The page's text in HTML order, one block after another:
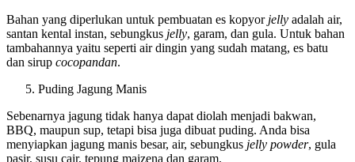
Bahan yang diperlukan untuk pembuatan es kopyorjelly adalah air,
santan kental instan, sebungkus jelly, garam, dan gula. Untuk bahan
tambahannya yaitu seperti air dingin yang sudah matang, es batu
dan sirup cocopandan.
Puding Jagung Manis
Sebenarnya jagung tidak hanya dapat diolah menjadi bakwan,
BBQ, maupun sup, tetapi bisa juga dibuat puding. Anda bisa
menyiapkan jagung manis besar, air, sebungkus jelly powder, gula
pasir, susu cair, tepung maizena dan garam.